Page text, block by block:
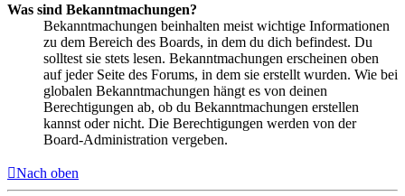
Was sind Bekanntmachungen?
Bekanntmachungen beinhalten meist wichtige Informationen
zu dem Bereich des Boards, in dem du dich befindest. Du
solltest sie stets lesen. Bekanntmachungen erscheinen oben
auf jeder Seite des Forums, in dem sie erstellt wurden. Wie bei
globalen Bekanntmachungen hängt es von deinen
Berechtigungen ab, ob du Bekanntmachungen erstellen
kannst oder nicht. Die Berechtigungen werden von der
Board-Administration vergeben.
Nach oben